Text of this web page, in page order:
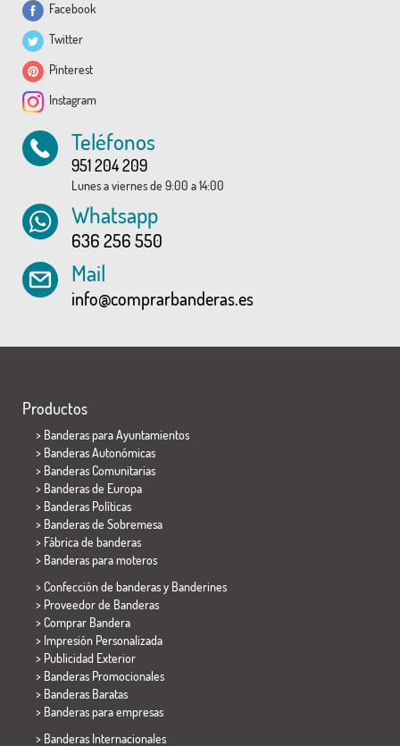
Facebook
Twitter
Pinterest
Instagram
Teléfonos
951 204 209
Lunes a viernes de 9:00 a 14:00
Whatsapp
636 256 550
Mail
info@comprarbanderas.es
Productos
> Banderas para Ayuntamientos
> Banderas Autonómicas
> Banderas Comunitarias
> Banderas de Europa
> Banderas Políticas
> Banderas de Sobremesa
> Fábrica de banderas
> Banderas para moteros
> Confección de banderas y Banderines
> Proveedor de Banderas
> Comprar Bandera
> Impresión Personalizada
> Publicidad Exterior
> Banderas Promocionales
> Banderas Baratas
> Banderas para empresas
> Banderas Internacionales